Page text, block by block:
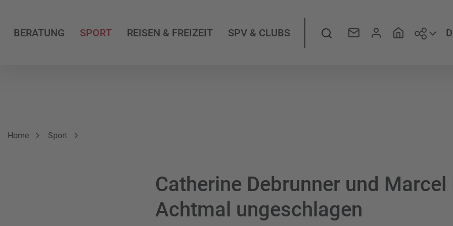
BERATUNG SPORT REISEN & FREIZEIT SPV & CLUBS Suche
Breadcrumbnavigation
Sie befinden sich hier:
Home Sport
Catherine Debrunner und Marcel
Achtmal ungeschlagen